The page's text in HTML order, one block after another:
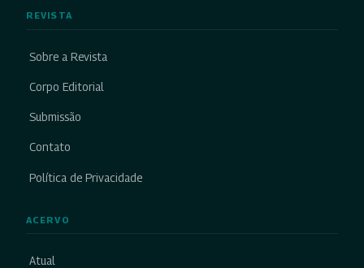
REVISTA
Sobre a Revista
Corpo Editorial
Submissão
Contato
Política de Privacidade
ACERVO
Atual